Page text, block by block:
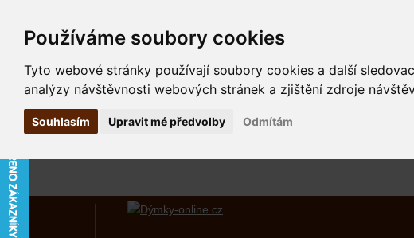
Používáme soubory cookies
Tyto webové stránky používají soubory cookies a další
analýzy návštěvnosti webových stránek a zjištění zdroje
Souhlasím Odmítám
Upravit mé předvolby